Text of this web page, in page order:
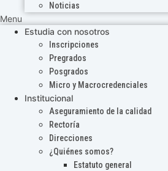
Noticias
Menu
Estudia con nosotros
Inscripciones
Pregrados
Posgrados
Micro y Macrocredenciales
Institucional
Aseguramiento de la calidad
Rectoría
Direcciones
¿Quiénes somos?
Estatuto general